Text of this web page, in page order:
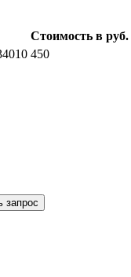
Стоимость в руб.
450
запрос